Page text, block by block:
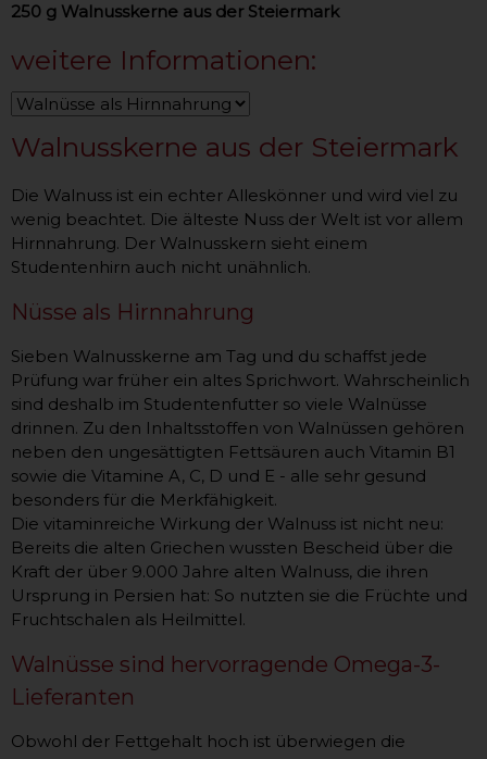
250 g Walnusskerne aus der Steiermark
weitere Informationen:
Walnusskerne aus der Steiermark
Die Walnuss ist ein echter Alleskönner und wird viel zu
wenig beachtet. Die älteste Nuss der Welt ist vor allem
Hirnnahrung. Der Walnusskern sieht einem
Studentenhirn auch nicht unähnlich.
Nüsse als Hirnnahrung
Sieben Walnusskerne am Tag und du schaffst jede
Prüfung war früher ein altes Sprichwort. Wahrscheinlich
sind deshalb im Studentenfutter so viele Walnüsse
drinnen. Zu den Inhaltsstoffen von Walnüssen gehören
neben den ungesättigten Fettsäuren auch Vitamin B1
sowie die Vitamine A, C, D und E - alle sehr gesund
besonders für die Merkfähigkeit.
Die vitaminreiche Wirkung der Walnuss ist nicht neu:
Bereits die alten Griechen wussten Bescheid über die
Kraft der über 9.000 Jahre alten Walnuss, die ihren
Ursprung in Persien hat: So nutzten sie die Früchte und
Fruchtschalen als Heilmittel.
Walnüsse sind hervorragende Omega-3-
Lieferanten
Obwohl der Fettgehalt hoch ist überwiegen die